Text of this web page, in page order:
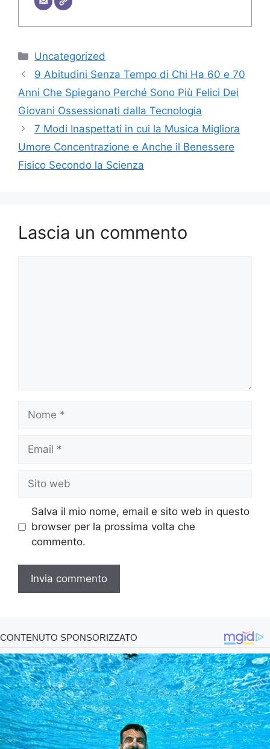
Categorie
Uncategorized
9 Abitudini Senza Tempo di Chi Ha 60 e 70
Anni Che Spiegano Perché Sono Più Felici Dei
Giovani Ossessionati dalla Tecnologia
7 Modi Inaspettati in cui la Musica Migliora
Umore Concentrazione e Anche il Benessere
Fisico Secondo la Scienza
Lascia un commento
web
Salva il mio nome, email e sito web in questo
browser per la prossima volta che
commento.